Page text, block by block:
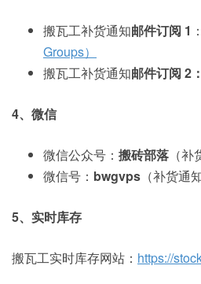
搬瓦工补货通知邮件订阅 1 ：
Groups）
搬瓦工补货通知邮件订阅 2：
4、微信
微信公众号： 搬砖部落 （
微信号： bwgvps （补货通
5、实时库存
搬瓦工实时库存网站： https://